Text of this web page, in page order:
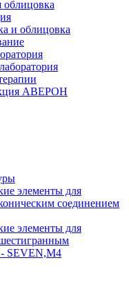
облицовка
и облицовка
АВЕРОН
элементы для
соединением
элементы для
SEVEN,M4